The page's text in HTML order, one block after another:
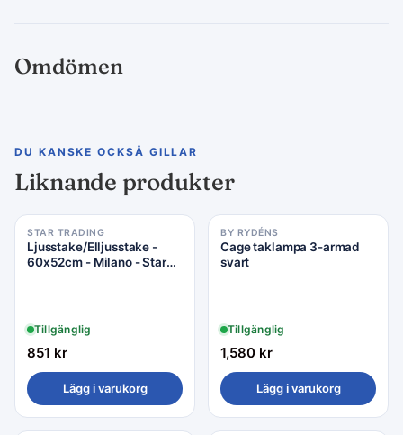
Omdömen
DU KANSKE OCKSÅ GILLAR
Liknande produkter
STAR TRADING
Ljusstake/Elljusstake -
60x52cm - Milano - Star
Tillgänglig
851 kr
Lägg i varukorg
BY RYDÉNS
Cage taklampa 3-armad
svart
Tillgänglig
1,580 kr
Lägg i varukorg